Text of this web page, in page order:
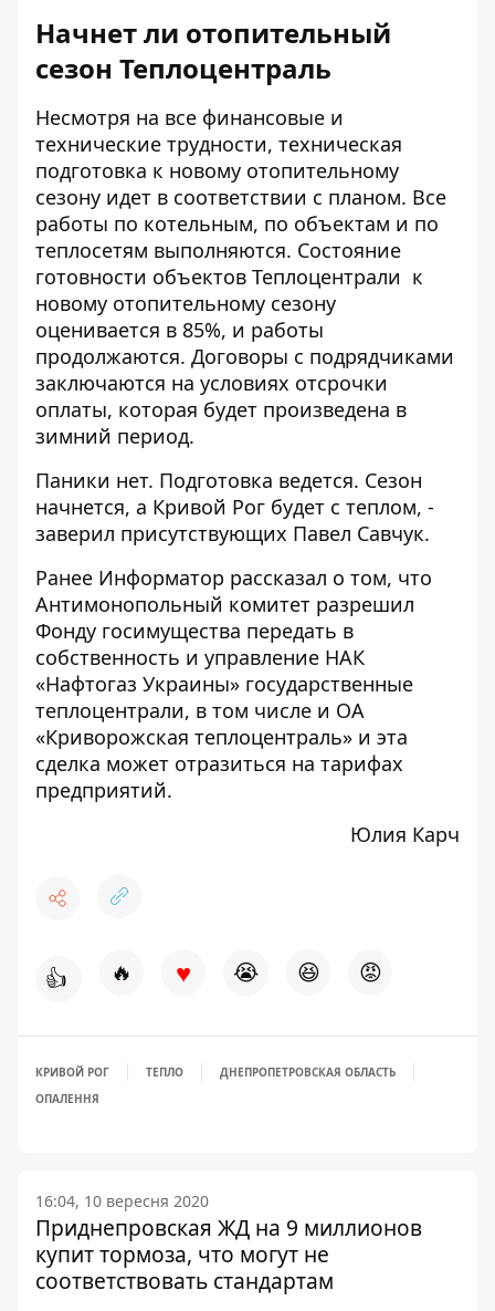
Начнет ли отопительный
сезон Теплоцентраль
Несмотря на все финансовые и
технические трудности, техническая
подготовка к новому отопительному
сезону идет в соответствии с планом. Все
работы по котельным, по объектам и по
теплосетям выполняются. Состояние
готовности объектов Теплоцентрали к
новому отопительному сезону
оценивается в 85%, и работы
продолжаются. Договоры с подрядчиками
заключаются на условиях отсрочки
оплаты, которая будет произведена в
зимний период.
Паники нет. Подготовка ведется. Сезон
начнется, а Кривой Рог будет с теплом, -
заверил присутствующих Павел Савчук.
Ранее Информатор рассказал о том, что
Антимонопольный комитет разрешил
Фонду госимущества передать в
собственность и управление НАК
«Нафтогаз Украины» государственные
теплоцентрали, в том числе и ОА
«Криворожская теплоцентраль» и эта
сделка может отразиться на тарифах
предприятий.
Юлия Карч
👍 🔥 ♥ 😭 😆 😡
КРИВОЙ РОГ ТЕПЛО
ДНЕПРОПЕТРОВСКАЯ ОБЛАСТЬ
ОПАЛЕННЯ
16:04, 10 вересня 2020
Приднепровская ЖД на 9 миллионов
купит тормоза, что могут не
соответствовать стандартам